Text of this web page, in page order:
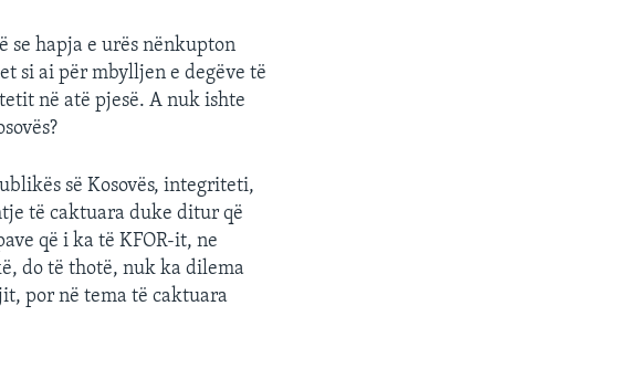
hapja e urës nënkupton
si ai për mbylljen e degëve të
në atë pjesë. A nuk ishte
së Kosovës, integriteti,
të caktuara duke ditur që
që i ka të KFOR-it, ne
do të thotë, nuk ka dilema
por në tema të caktuara